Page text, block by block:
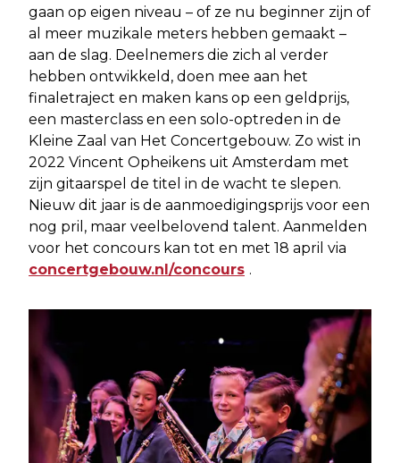
gaan op eigen niveau – of ze nu beginner zijn of
al meer muzikale meters hebben gemaakt –
aan de slag. Deelnemers die zich al verder
hebben ontwikkeld, doen mee aan het
finaletraject en maken kans op een geldprijs,
een masterclass en een solo-optreden in de
Kleine Zaal van Het Concertgebouw. Zo wist in
2022 Vincent Opheikens uit Amsterdam met
zijn gitaarspel de titel in de wacht te slepen.
Nieuw dit jaar is de aanmoedigingsprijs voor een
nog pril, maar veelbelovend talent. Aanmelden
voor het concours kan tot en met 18 april via
concertgebouw.nl/concours .